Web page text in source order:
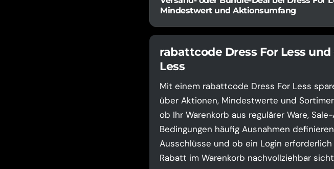
Mindestwert und Aktionsumfang
rabattcode Dress For Less
Less
Mit einem rabattcode Dress For Less
über Aktionen, Mindestwerte und
ob Ihr Warenkorb aus regulärer Ware,
Bedingungen häufig Ausnahmen
Ausschlüsse und ob ein Login
Rabatt im Warenkorb nachvollziehbar